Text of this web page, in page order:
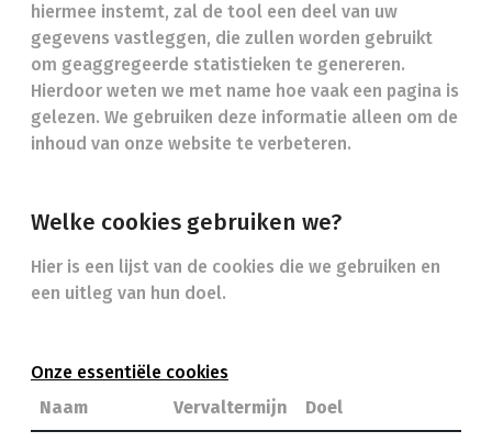
hiermee instemt, zal de tool een deel van uw
gegevens vastleggen, die zullen worden gebruikt
om geaggregeerde statistieken te genereren.
Hierdoor weten we met name hoe vaak een pagina is
gelezen. We gebruiken deze informatie alleen om de
inhoud van onze website te verbeteren.
Welke cookies gebruiken we?
Hier is een lijst van de cookies die we gebruiken en
een uitleg van hun doel.
Onze essentiële cookies
Naam
Vervaltermijn Doel